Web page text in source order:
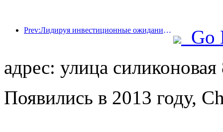
Prev:Лидируя инвестиционные ожидания существующих отелей! Отель Wanxin Zhige получил награду в номинации «Отличный управленческий бренд существующих отелей».
Go
адрес: улица силиконовая
Появились в 2013 году,